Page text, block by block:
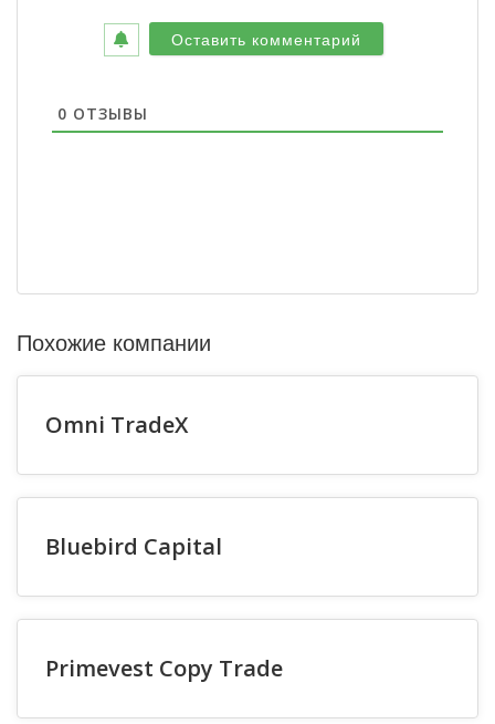
0 ОТЗЫВЫ
Похожие компании
Omni TradeX
Bluebird Capital
Primevest Copy Trade